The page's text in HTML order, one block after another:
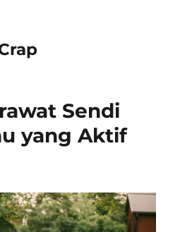
Sendi
yang Aktif